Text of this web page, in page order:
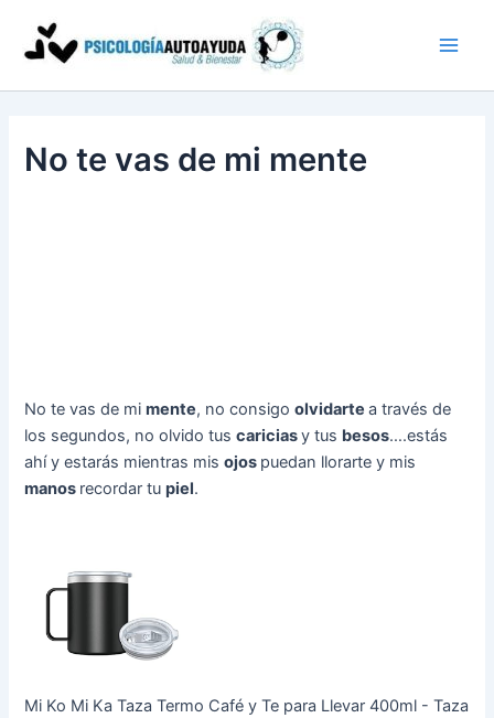
contenido
No te vas de mi mente
No te vas de mimente, no consigoolvidartea través de
los segundos, no olvido tuscariciasy tus besos….estás
ahí y estarás mientras misojos puedan llorarte y mis
manos recordar tupiel.
Mi Ko Mi Ka Taza Termo Café y Te para Llevar 400ml - Taza